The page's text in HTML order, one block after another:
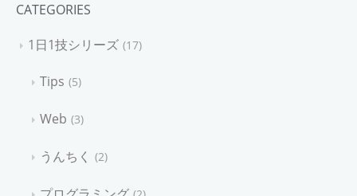
CATEGORIES
1日1技シリーズ 17
Tips 5
Web 3
うんちく 2